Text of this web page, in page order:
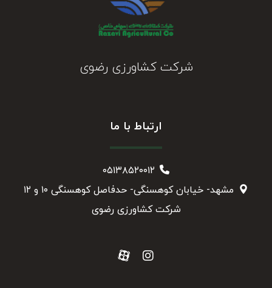
شرکت کشاورزی رضوی
ارتباط با ما
۰۵۱۳۸۵۲۰۰۱۲
مشهد- خیابان کوهسنگی- حدفاصل کوهسنگی ۱۰ و ۱۲
شرکت کشاورزی رضوی